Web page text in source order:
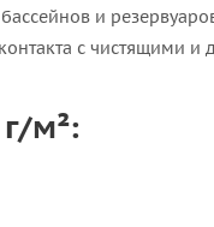
и
с чистящими
м²: